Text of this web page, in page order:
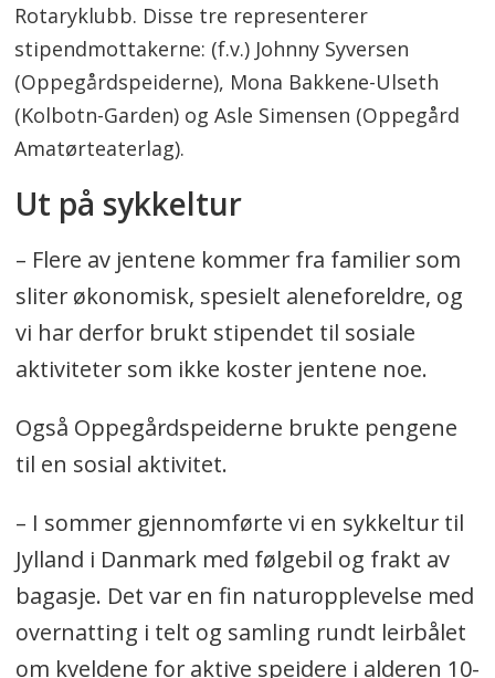
Rotaryklubb. Disse tre representerer
stipendmottakerne: (f.v.) Johnny Syversen
(Oppegårdspeiderne), Mona Bakkene-Ulseth
(Kolbotn-Garden) og Asle Simensen (Oppegård
Amatørteaterlag).
Ut på sykkeltur
– Flere av jentene kommer fra familier som
sliter økonomisk, spesielt aleneforeldre, og
vi har derfor brukt stipendet til sosiale
aktiviteter som ikke koster jentene noe.
Også Oppegårdspeiderne brukte pengene
til en sosial aktivitet.
– I sommer gjennomførte vi en sykkeltur til
Jylland i Danmark med følgebil og frakt av
bagasje. Det var en fin naturopplevelse med
overnatting i telt og samling rundt leirbålet
om kveldene for aktive speidere i alderen 10-